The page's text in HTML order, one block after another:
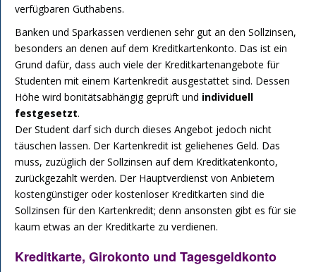
verfügbaren Guthabens.
Banken und Sparkassen verdienen sehr gut an den Sollzinsen,
besonders an denen auf dem Kreditkartenkonto. Das ist ein
Grund dafür, dass auch viele der Kreditkartenangebote für
Studenten mit einem Kartenkredit ausgestattet sind. Dessen
Höhe wird bonitätsabhängig geprüft und individuell
festgesetzt.
Der Student darf sich durch dieses Angebot jedoch nicht
täuschen lassen. Der Kartenkredit ist geliehenes Geld. Das
muss, zuzüglich der Sollzinsen auf dem Kreditkatenkonto,
zurückgezahlt werden. Der Hauptverdienst von Anbietern
kostengünstiger oder kostenloser Kreditkarten sind die
Sollzinsen für den Kartenkredit; denn ansonsten gibt es für sie
kaum etwas an der Kreditkarte zu verdienen.
Kreditkarte, Girokonto und Tagesgeldkonto